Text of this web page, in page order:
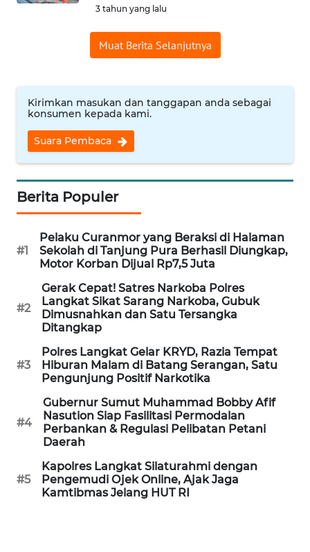
3 tahun yang lalu
Muat Berita Selanjutnya
Kirimkan masukan dan tanggapan anda sebagai
konsumen kepada kami.
Suara Pembaca
Berita Populer
#1
Pelaku Curanmor yang Beraksi di Halaman
Sekolah di Tanjung Pura Berhasil Diungkap,
Motor Korban Dijual Rp7,5 Juta
#2
Gerak Cepat! Satres Narkoba Polres
Langkat Sikat Sarang Narkoba, Gubuk
Dimusnahkan dan Satu Tersangka
Ditangkap
#3
Polres Langkat Gelar KRYD, Razia Tempat
Hiburan Malam di Batang Serangan, Satu
Pengunjung Positif Narkotika
#4
Gubernur Sumut Muhammad Bobby Afif
Nasution Siap Fasilitasi Permodalan
Perbankan & Regulasi Pelibatan Petani
Daerah
#5
Kapolres Langkat Silaturahmi dengan
Pengemudi Ojek Online, Ajak Jaga
Kamtibmas Jelang HUT RI
WN
WN
WN
WN
WN
TIMUR
WN
SEMARANG
WN
SOLO
WN
BOROBUDUR
WN
MADURA